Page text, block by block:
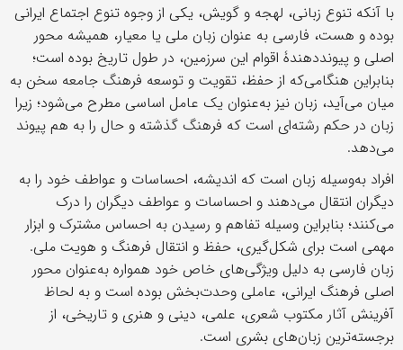
با آنکه تنوع زبانی، لهجه و گویش، یکی از وجوه تنوع اجتماع ایرانی
بوده و هست، فارسی به‌ عنوان زبان ملی یا معیار، همیشه محور
اصلی و پیونددهندۀ اقوام این سرزمین، در طول تاریخ بوده است؛
بنابراین هنگامی‌که از حفظ، تقویت و توسعه فرهنگ جامعه سخن به
میان می‌آید، زبان نیز به‌عنوان یک عامل اساسی مطرح می‌شود؛ زیرا
زبان در حکم رشته‌ای است که فرهنگ گذشته‌ و حال را به هم پیوند
می‌دهد.
افراد به‌وسیله زبان است که اندیشه، احساسات و عواطف خود را به
دیگران انتقال می‌دهند و احساسات و عواطف دیگران را درک
می‌کنند؛ بنابراین وسیله تفاهم و رسیدن به احساس مشترک و ابزار
مهمی است برای شکل‌گیری، حفظ و انتقال فرهنگ و هویت ملی.
زبان فارسی به دلیل ویژگی‌های خاص خود همواره به‌عنوان محور
اصلی فرهنگ ایرانی، عاملی وحدت‌بخش بوده است و به لحاظ
آفرینش آثار مکتوب شعری، علمی، دینی و هنری و تاریخی، از
برجسته‌ترین زبان‌های بشری است.